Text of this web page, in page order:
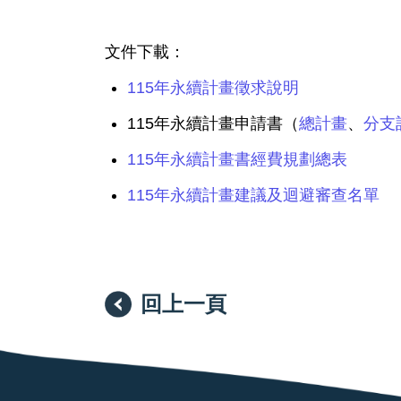
文件下載：
115年永續計畫徵求說明
115年永續計畫申請書（總計畫、 分支
115年永續計畫書經費規劃總表
115年永續計畫建議及迴避審查名單
回上一頁